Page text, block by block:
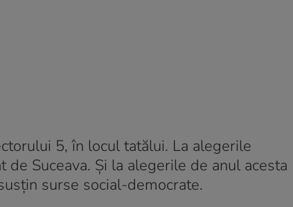
5, în locul tatălui. La alegerile
Suceava. Şi la alegerile de anul acesta
surse social-democrate.